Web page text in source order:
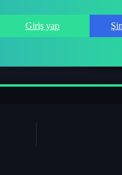
Giriş yap